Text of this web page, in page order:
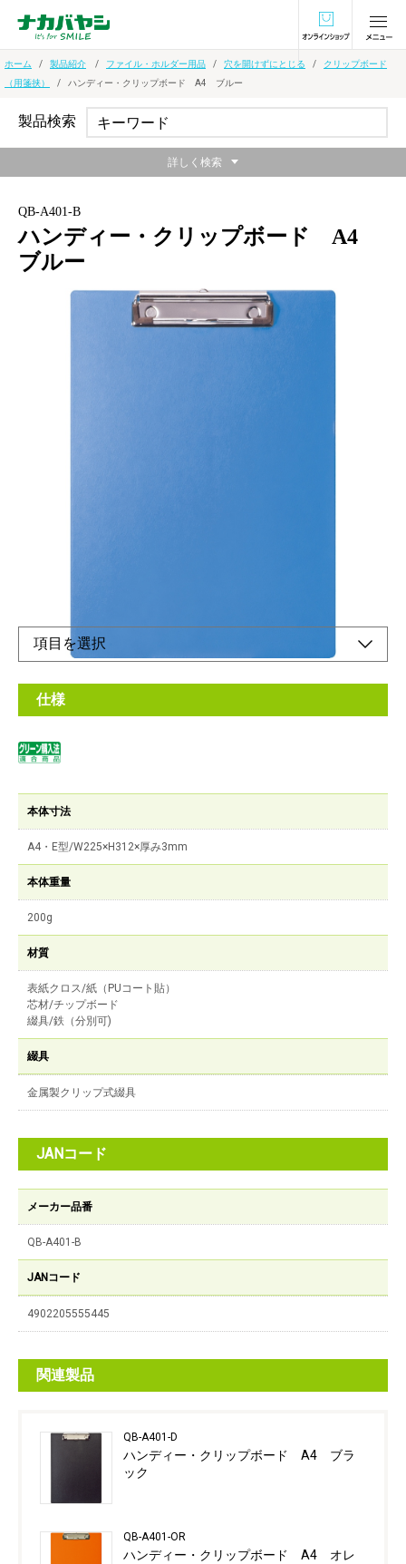
オンラインショ
ホーム 製品紹介 ファイル・ホルダー用品 穴を開けずにとじる
クリップボード
（用箋挟）
ハンディー・クリップボード A4 ブルー
QB-A401-B
ハンディー・クリップボード A4
ブルー
仕様
本体寸法
A4・E型/W225×H312×厚み3mm
本体重量
200g
材質
表紙クロス/紙（PUコート貼）
芯材/チップボード
綴具/鉄（分別可)
綴具
金属製クリップ式綴具
JANコード
メーカー品番
QB-A401-B
JANコード
4902205555445
関連製品
QB-A401-D
ハンディー・クリップボード A4 ブラ
ック
QB-A401-OR
ハンディー・クリップボード A4 オレ
製品検索
詳しく検索